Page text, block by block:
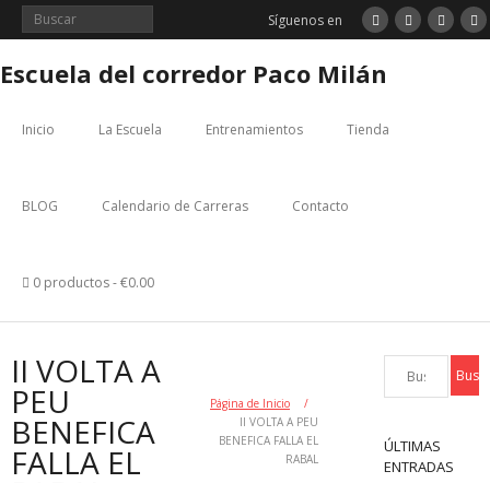
Saltar
Síguenos en
Escuela del corredor Paco Milán
Inicio La Escuela Entrenamientos Tienda
BLOG Calendario de Carreras Contacto
0 productos €0.00
II VOLTA A
PEU
BENEFICA
FALLA EL
Página de Inicio
/
II VOLTA A PEU
BENEFICA FALLA EL
RABAL
ÚLTIMAS
ENTRADAS